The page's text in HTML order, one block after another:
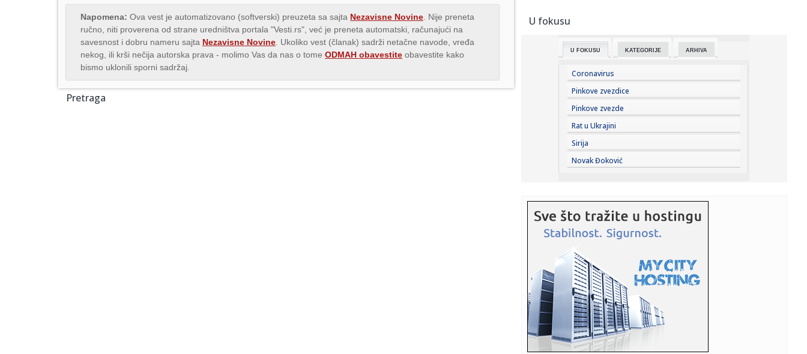
Napomena: Ova vest je automatizovano (softverski) preuzeta sa sajta Nezavisne Novine . Nije preneta
ručno, niti proverena od strane uredništva portala "Vesti.rs", već je preneta automatski, računajući na
savesnost i dobru nameru sajta Nezavisne Novine . Ukoliko vest (članak) sadrži netačne navode, vređa
nekog, ili krši nečija autorska prava - molimo Vas da nas o tome ODMAH obavestite obavestite kako
bismo uklonili sporni sadržaj.
Pretraga
18:35:
18:32:
Crvena zvezda - Novi Pazar: Crveno-beli na poslednjem
18:30:Gužve na većem broju graničnih prelaza, na Batrovcima se
čeka...
18:30:Neprijatan poraz Neka – Tadić starter i asistent VIDEO
18:30:Lorenco Pelegrini produžio ugovor sa Romom do 2027.
godine
18:26: "Iran obećao nesmetan protok nafte kroz Ormuski
moreuz"
18:24:
...
18:20:Crna Gora demantovala navode o pristupanju vojnom
savezu Hrvatske...
18:16:Željko Mitrović potvrdio: Posle Anđele, pa Cara - i ovaj
čove...
18:16:Hetafe ispustio pobedu protiv premijerligaša, a onda
U fokusu
U FOKUSU KATEGORIJE ARHIVA
Coronavirus
Pinkove zvezdice
Pinkove zvezde
Rat u Ukrajini
Sirija
Novak Đoković